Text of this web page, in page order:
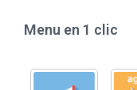
Menu en 1 clic